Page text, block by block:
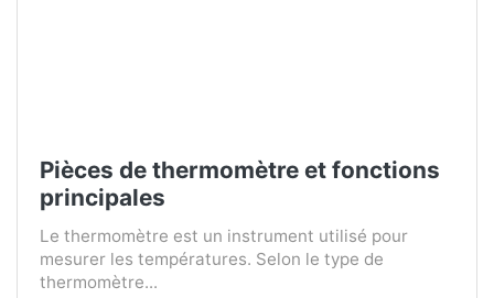
Pièces de thermomètre et fonctions
principales
Le thermomètre est un instrument utilisé pour
mesurer les températures. Selon le type de
thermomètre...